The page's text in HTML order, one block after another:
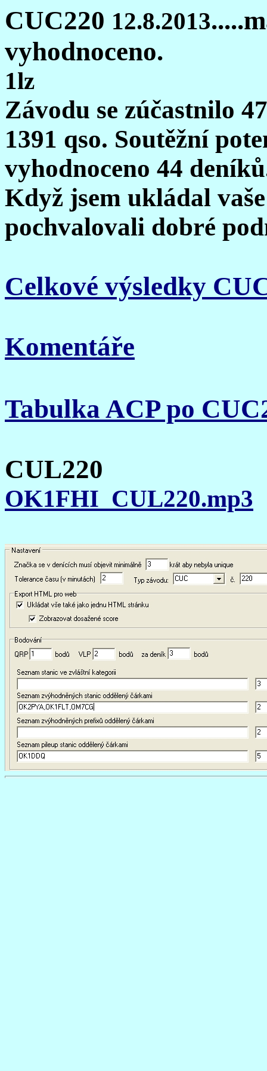
CUC220 12.8.2013
vyhodnoceno.
1lz
Závodu se zúčastnilo
1391 qso. Soutěžní
vyhodnoceno 44
Když jsem ukládal
pochvalovali dobré
Celkové výsledky
Komentáře
Tabulka ACP po
CUL220
OK1FHI_CUL220.mp3